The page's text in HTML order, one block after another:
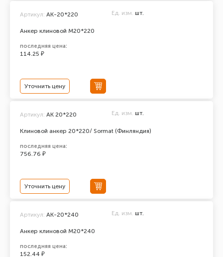
Анкер клиновой М20*220
Артикул: АК-20*220 Ед. изм. шт.
последняя цена:
114.25 ₽
Уточнить цену
Клиновой анкер 20*220/ Sormat (Финляндия)
Артикул: AK 20*220 Ед. изм. шт.
последняя цена:
756.76 ₽
Уточнить цену
Анкер клиновой М20*240
Артикул: АК-20*240 Ед. изм. шт.
последняя цена:
152.44 ₽